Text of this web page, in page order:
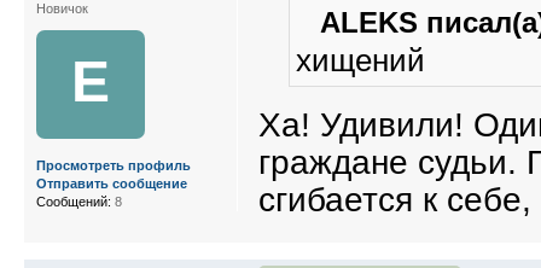
ALEKS
хищений
Ха! Удивили!
граждане судьи.
сгибается к
Новичок
Е
Просмотреть профиль
Отправить сообщение
Сообщений: 8